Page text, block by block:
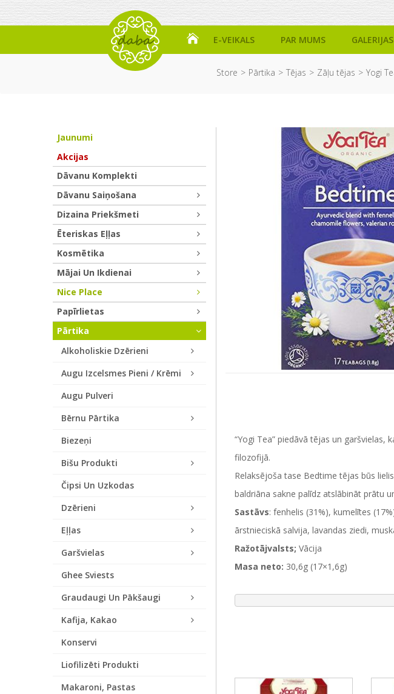
E-VEIKALS PAR MUMS GALERIJAS
Store Pārtika Tējas Zāļu tējas Yogi
“Yogi Tea” piedāvā tējas un
filozofijā.
Relaksējoša tase Bedtime tējas būs
baldriāna sakne palīdz atslābināt prātu
Sastāvs: fenhelis (31%), kumelītes
ārstnieciskā salvija, lavandas ziedi,
Ražotājvalsts; Vācija
Masa neto: 30,6g (17×1,6g)
Jaunumi
Akcijas
Dāvanu Komplekti
Dāvanu Saiņošana
Dizaina Priekšmeti
Ēteriskas Eļļas
Kosmētika
Mājai Un Ikdienai
Nice Place
Papīrlietas
Pārtika
Alkoholiskie Dzērieni
Augu Izcelsmes Pieni / Krēmi
Augu Pulveri
Bērnu Pārtika
Biezeņi
Bišu Produkti
Čipsi Un Uzkodas
Dzērieni
Eļļas
Garšvielas
Ghee Sviests
Graudaugi Un Pākšaugi
Kafija, Kakao
Konservi
Liofilizēti Produkti
Makaroni, Pastas